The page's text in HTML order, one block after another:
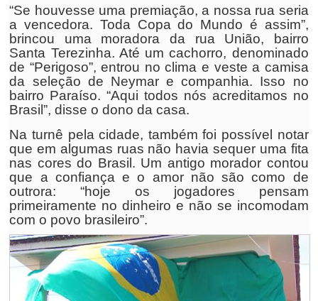
“Se houvesse uma premiação, a nossa rua seria
a vencedora. Toda Copa do Mundo é assim”,
brincou uma moradora da rua União, bairro
Santa Terezinha. Até um cachorro, denominado
de “Perigoso”, entrou no clima e veste a camisa
da seleção de Neymar e companhia. Isso no
bairro Paraíso. “Aqui todos nós acreditamos no
Brasil”, disse o dono da casa.
Na turnê pela cidade, também foi possível notar
que em algumas ruas não havia sequer uma fita
nas cores do Brasil. Um antigo morador contou
que a confiança e o amor não são como de
outrora: “hoje os jogadores pensam
primeiramente no dinheiro e não se incomodam
com o povo brasileiro”.